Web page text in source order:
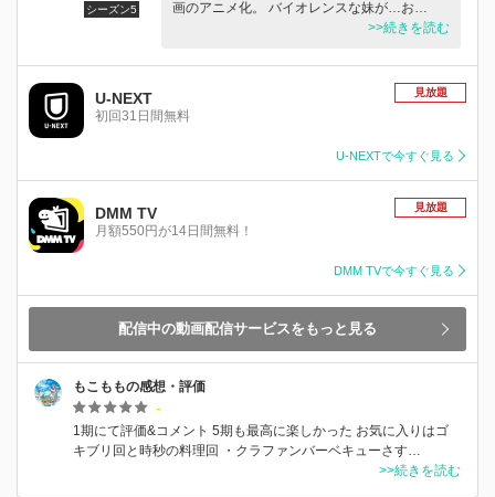
シーズン5
画のアニメ化。 バイオレンスな妹が…お…
>>続きを読む
U-NEXT
初回31日間無料
見放題
U-NEXTで今すぐ見る
DMM TV
月額550円が14日間無料！
見放題
DMM TVで今すぐ見る
配信中の動画配信サービスをもっと見る
もこももの感想・評価
-
1期にて評価&コメント 5期も最高に楽しかった お気に入りはゴ
キブリ回と時秒の料理回 ・クラファンバーベキューさす…
>>続きを読む